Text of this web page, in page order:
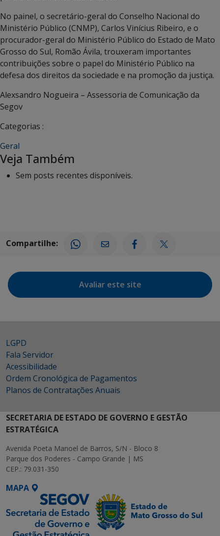
No painel, o secretário-geral do Conselho Nacional do
Ministério Público (CNMP), Carlos Vinícius Ribeiro, e o
procurador-geral do Ministério Público do Estado de Mato
Grosso do Sul, Romão Ávila, trouxeram importantes
contribuições sobre o papel do Ministério Público na
defesa dos direitos da sociedade e na promoção da justiça.
Alexsandro Nogueira – Assessoria de Comunicação da
Segov
Categorias :
Geral
Veja Também
Sem posts recentes disponíveis.
Compartilhe:
Avaliar este site
LGPD
Fala Servidor
Acessibilidade
Ordem Cronológica de Pagamentos
Planos de Contratações Anuais
SECRETARIA DE ESTADO DE GOVERNO E GESTÃO
ESTRATÉGICA
Avenida Poeta Manoel de Barros, S/N - Bloco 8
Parque dos Poderes - Campo Grande | MS
CEP.: 79.031-350
MAPA